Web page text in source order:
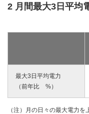
2 月間最大3日平均
最大3日平均電力
（前年比 %）
（注）月の日々の最大電力を